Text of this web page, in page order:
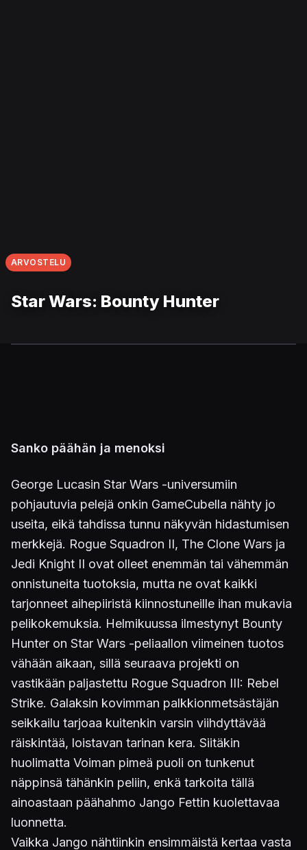
ARVOSTELU
Star Wars: Bounty Hunter
Sanko päähän ja menoksi
George Lucasin Star Wars -universumiin
pohjautuvia pelejä onkin GameCubella nähty jo
useita, eikä tahdissa tunnu näkyvän hidastumisen
merkkejä. Rogue Squadron II, The Clone Wars ja
Jedi Knight II ovat olleet enemmän tai vähemmän
onnistuneita tuotoksia, mutta ne ovat kaikki
tarjonneet aihepiiristä kiinnostuneille ihan mukavia
pelikokemuksia. Helmikuussa ilmestynyt Bounty
Hunter on Star Wars -peliaallon viimeinen tuotos
vähään aikaan, sillä seuraava projekti on
vastikään paljastettu Rogue Squadron III: Rebel
Strike. Galaksin kovimman palkkionmetsästäjän
seikkailu tarjoaa kuitenkin varsin viihdyttävää
räiskintää, loistavan tarinan kera. Siitäkin
huolimatta Voiman pimeä puoli on tunkenut
näppinsä tähänkin peliin, enkä tarkoita tällä
ainoastaan päähahmo Jango Fettin kuolettavaa
luonnetta.
Vaikka Jango nähtiinkin ensimmäistä kertaa vasta